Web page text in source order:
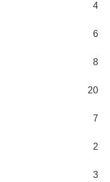
4
6
8
20
7
2
3